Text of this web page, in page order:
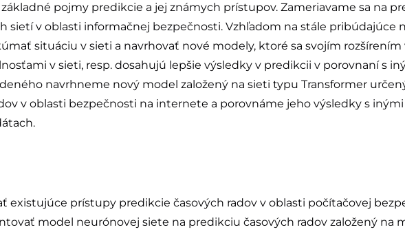
pojmy predikcie a jej známych prístupov. Zameriavame sa na
sietí v oblasti informačnej bezpečnosti. Vzhľadom na stále pribúdajúce
situáciu v sieti a navrhovať nové modely, ktoré sa svojím rozšírením
v sieti, resp. dosahujú lepšie výsledky v predikcii v porovnaní s
navrhneme nový model založený na sieti typu Transformer
v oblasti bezpečnosti na internete a porovnáme jeho výsledky s
existujúce prístupy predikcie časových radov v oblasti počítačovej
model neurónovej siete na predikciu časových radov založený na